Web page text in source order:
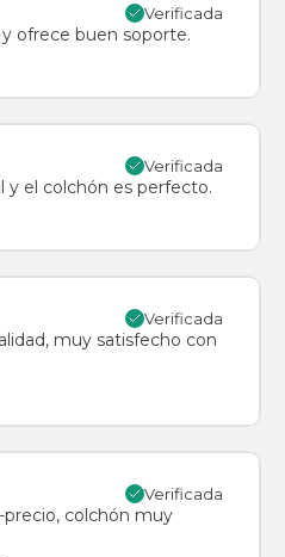
Verificada
ofrece buen soporte.
Verificada
y el colchón es perfecto.
Verificada
muy satisfecho con
Verificada
precio, colchón muy